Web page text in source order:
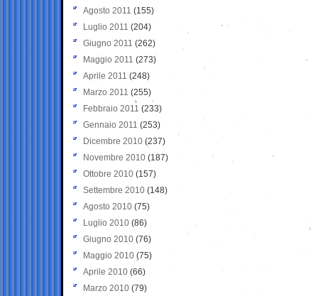
Agosto 2011 (155)
Luglio 2011 (204)
Giugno 2011 (262)
Maggio 2011 (273)
Aprile 2011 (248)
Marzo 2011 (255)
Febbraio 2011 (233)
Gennaio 2011 (253)
Dicembre 2010 (237)
Novembre 2010 (187)
Ottobre 2010 (157)
Settembre 2010 (148)
Agosto 2010 (75)
Luglio 2010 (86)
Giugno 2010 (76)
Maggio 2010 (75)
Aprile 2010 (66)
Marzo 2010 (79)